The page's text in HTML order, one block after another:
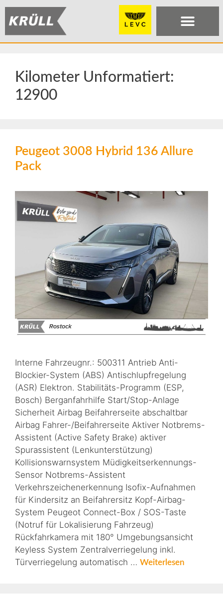
Kilometer Unformatiert:
12900
Peugeot 3008 Hybrid 136 Allure
Pack
Interne Fahrzeugnr.: 500311 Antrieb Anti-
Blockier-System (ABS) Antischlupfregelung
(ASR) Elektron. Stabilitäts-Programm (ESP,
Bosch) Berganfahrhilfe Start/Stop-Anlage
Sicherheit Airbag Beifahrerseite abschaltbar
Airbag Fahrer-/Beifahrerseite Aktiver Notbrems-
Assistent (Active Safety Brake) aktiver
Spurassistent (Lenkunterstützung)
Kollisionswarnsystem Müdigkeitserkennungs-
Sensor Notbrems-Assistent
Verkehrszeichenerkennung Isofix-Aufnahmen
für Kindersitz an Beifahrersitz Kopf-Airbag-
System Peugeot Connect-Box / SOS-Taste
(Notruf für Lokalisierung Fahrzeug)
Rückfahrkamera mit 180° Umgebungsansicht
Keyless System Zentralverriegelung inkl.
Türverriegelung automatisch … Weiterlesen